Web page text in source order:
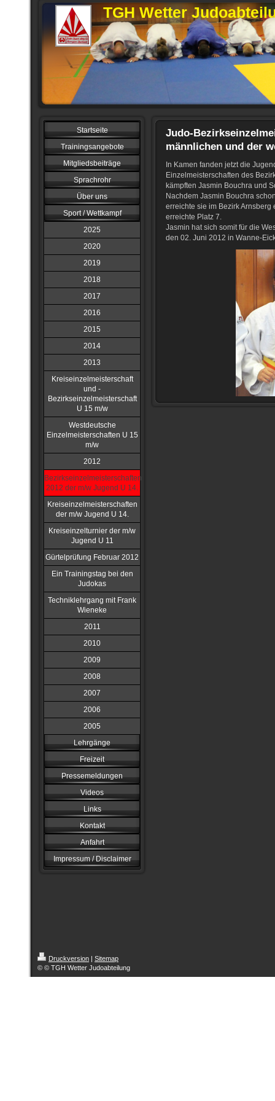
TGH Wetter
Startseite
Trainingsangebote
Mitgliedsbeiträge
Sprachrohr
Über uns
Sport / Wettkampf
2025
2020
2019
2018
2017
2016
2015
2014
2013
Kreiseinzelmeisterschaft
und -
Bezirkseinzelmeisterschaft
U 15 m/w
Westdeutsche
Einzelmeisterschaften U 15
m/w
2012
Bezirkseinzelmeisterschaften
2012 der m/w Jugend U 14.
Kreiseinzelmeisterschaften
der m/w Jugend U 14.
Kreiseinzelturnier der m/w
Jugend U 11
Gürtelprüfung Februar 2012
Ein Trainingstag bei den
Judokas
Techniklehrgang mit Frank
Wieneke
2011
2010
2009
2008
2007
2006
2005
Lehrgänge
Freizeit
Pressemeldungen
Videos
Links
Kontakt
Anfahrt
Impressum / Disclaimer
Judo-
männlichen und der
In Kamen fanden jetzt die
Einzelmeisterschaften des
kämpften Jasmin Bouchra und
Nachdem Jasmin Bouchra
erreichte sie im Bezirk
erreichte Platz 7.
Jasmin hat sich somit für die
den 02. Juni 2012 in Wanne-
Druckversion | Sitemap
© © TGH Wetter Judoabteilung